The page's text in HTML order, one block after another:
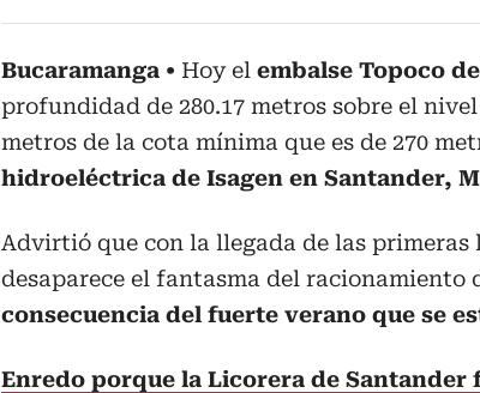
Bucaramanga Hoy el embalse Topoco
profundidad de 280.17 metros sobre el
metros de la cota mínima que es de 270
hidroeléctrica de Isagen en Santander,
Advirtió que con la llegada de las primeras
desaparece el fantasma del racionamiento
consecuencia del fuerte verano que se
Enredo porque la Licorera de Santander